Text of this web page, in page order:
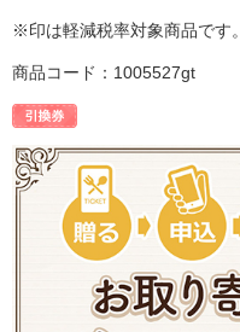
※印は軽減税率対象商品です。
商品コード：1005527gt